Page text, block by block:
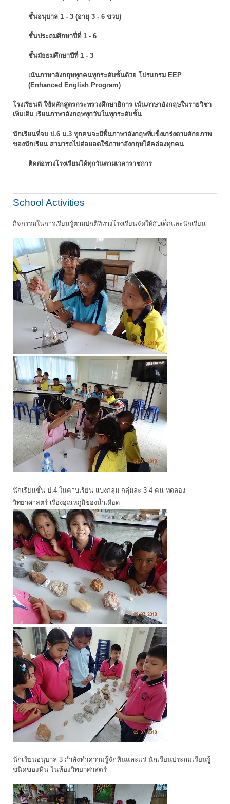
ชั้นอนุบาล 1 - 3 (อายุ 3 - 6 ขวบ)
ชั้นประถมศึกษาปี่ที่ 1 - 6
ชั้นมัธยมศึกษาปีที่ 1 - 3
เน้นภาษาอังกฤษทุกคนทุกระดับชั้นด้วย โปรแกรม EEP
(Enhanced English Program)
โรงเรียนดี ใช้หลักสูตรกระทรวงศึกษาธิการ เน้นภาษาอังกฤษในรายวิชา
เพิ่มเติม เรียนภาษาอังกฤษทุกวันในทุกระดับชั้น
นักเรียนที่จบ ป.6 ม.3 ทุกคนจะมีพื้นภาษาอังกฤษที่แข็งเกร่งตามศักยภาพ
ของนักเรียน สามารถไปต่อยอดใช้ภาษาอังกฤษได้คล่องทุกคน
ติดต่อทางโรงเรียนได้ทุกวันตามเวลาราชการ
School Activities
กิจกรรมในการเรียนรู้ตามปกติที่ทางโรงเรียนจัดให้กับเด็กและนักเรียน
นักเรียนชั้น ป.4 ในคาบเรียน แบ่งกลุ่ม กลุ่มละ 3-4 คน ทดลอง
วิทยาศาสตร์ เรื่องอุณหภูมิของน้ำเดือด
นักเรียนอนุบาล 3 กำลังทำความรู้จักหินและแร่ นักเรียนประถมเรียนรูู้
ชนิดของหิน ในห้องวิทยาศาสตร์